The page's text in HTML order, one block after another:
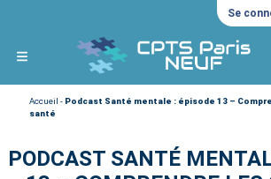
Se
Accueil - Podcast Santé mentale : épisode 13 –
santé
PODCAST SANTÉ